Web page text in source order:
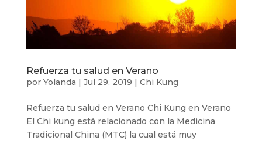
Refuerza tu salud en Verano
por Yolanda | Jul 29, 2019 | Chi Kung
Refuerza tu salud en Verano Chi Kung en Verano
El Chi kung está relacionado con la Medicina
Tradicional China (MTC) la cual está muy